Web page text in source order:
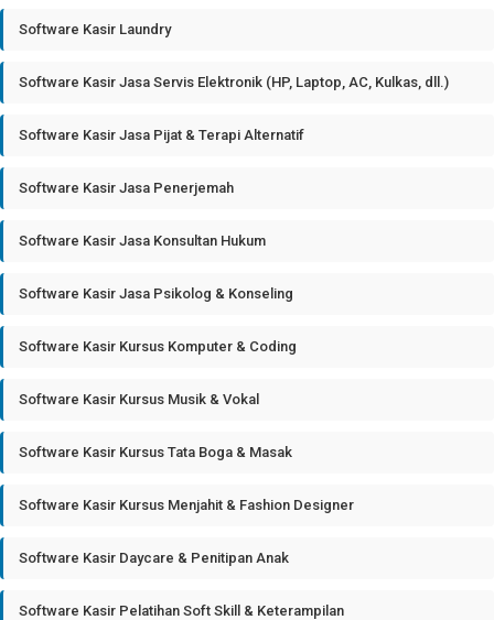
Software Kasir Laundry
Software Kasir Jasa Servis Elektronik (HP, Laptop, AC, Kulkas, dll.)
Software Kasir Jasa Pijat & Terapi Alternatif
Software Kasir Jasa Penerjemah
Software Kasir Jasa Konsultan Hukum
Software Kasir Jasa Psikolog & Konseling
Software Kasir Kursus Komputer & Coding
Software Kasir Kursus Musik & Vokal
Software Kasir Kursus Tata Boga & Masak
Software Kasir Kursus Menjahit & Fashion Designer
Software Kasir Daycare & Penitipan Anak
Software Kasir Pelatihan Soft Skill & Keterampilan